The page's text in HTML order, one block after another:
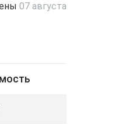
07 августа